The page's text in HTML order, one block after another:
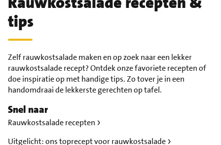
tips
Zelf rauwkostsalade maken en op zoek naar een lekker
rauwkostsalade recept? Ontdek onze favoriete recepten of
doe inspiratie op met handige tips. Zo tover je in een
handomdraai de lekkerste gerechten op tafel.
Snel naar
Rauwkostsalade recepten
Uitgelicht: ons toprecept voor rauwkostsalade